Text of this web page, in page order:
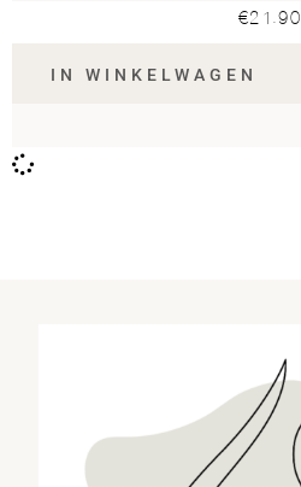
€21.90
IN WINKELWAGEN